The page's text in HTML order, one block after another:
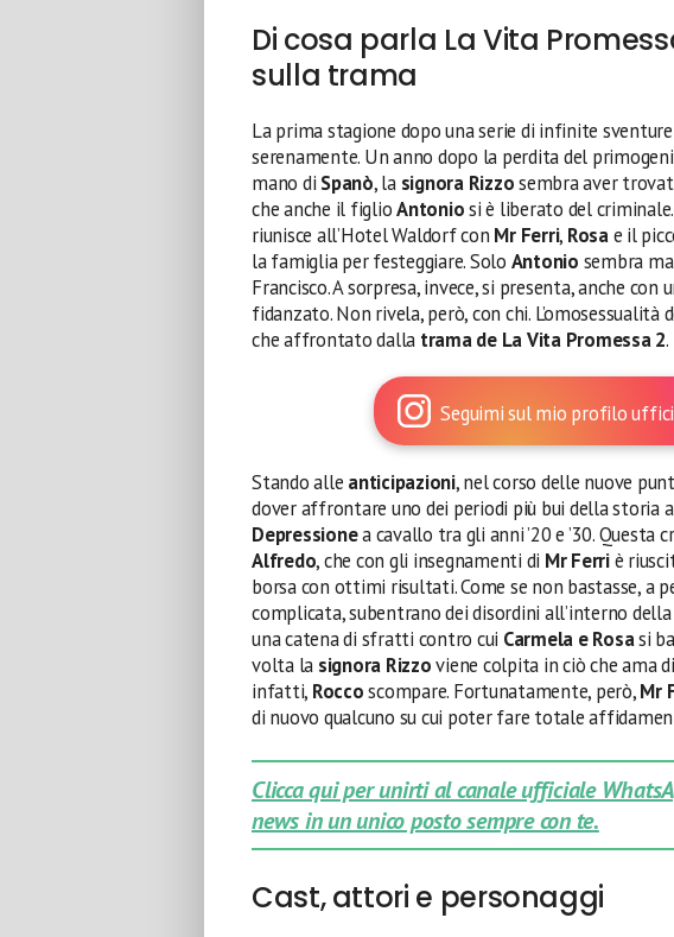
Di cosa parla La Vita
sulla trama
La prima stagione dopo una serie di infinite
serenamente. Un anno dopo la perdita del
mano di Spanò, la signora Rizzosembra aver
che anche il figlioAntoniosi è liberato del
riunisce all’Hotel Waldorf con Mr Ferri, Rosae il
la famiglia per festeggiare. Solo Antonio sembra
Francisco. A sorpresa, invece, si presenta, anche
fidanzato. Non rivela, però, con chi. L’omosessualità
che affrontato dalla trama de La Vita Promessa 2.
Seguimi sul mio profilo
Stando alle anticipazioni, nel corso delle nuove
dover affrontare uno dei periodi più bui della storia
Depressionea cavallo tra gli anni ’20 e ’30.
Alfredo, che con gli insegnamenti di Mr Ferriè
borsa con ottimi risultati. Come se non bastasse, a
complicata, subentrano dei disordini all’interno
una catena di sfratti contro cui Carmela e Rosasi
volta la signora Rizzoviene colpita in ciò che ama
infatti, Roccoscompare. Fortunatamente, però,Mr
di nuovo qualcuno su cui poter fare totale
Clicca qui per unirti al canale ufficiale
news in un unico posto sempre con te.
Cast, attori e personaggi